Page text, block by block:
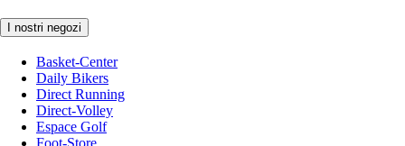
I nostri negozi
Basket-Center
Daily Bikers
Direct Running
Direct-Volley
Espace Golf
Foot-Store